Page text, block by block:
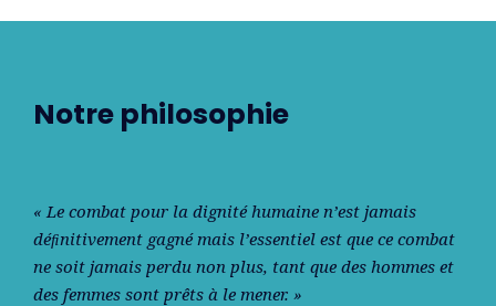
Notre philosophie
« Le combat pour la dignité humaine n’est jamais
déﬁnitivement gagné mais l’essentiel est que ce combat
ne soit jamais perdu non plus, tant que des hommes et
des femmes sont prêts à le mener. »